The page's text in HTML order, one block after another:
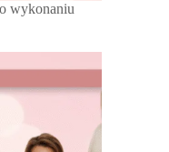
wykonaniu